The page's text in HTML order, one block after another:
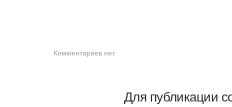
Комментариев нет
Для публикации